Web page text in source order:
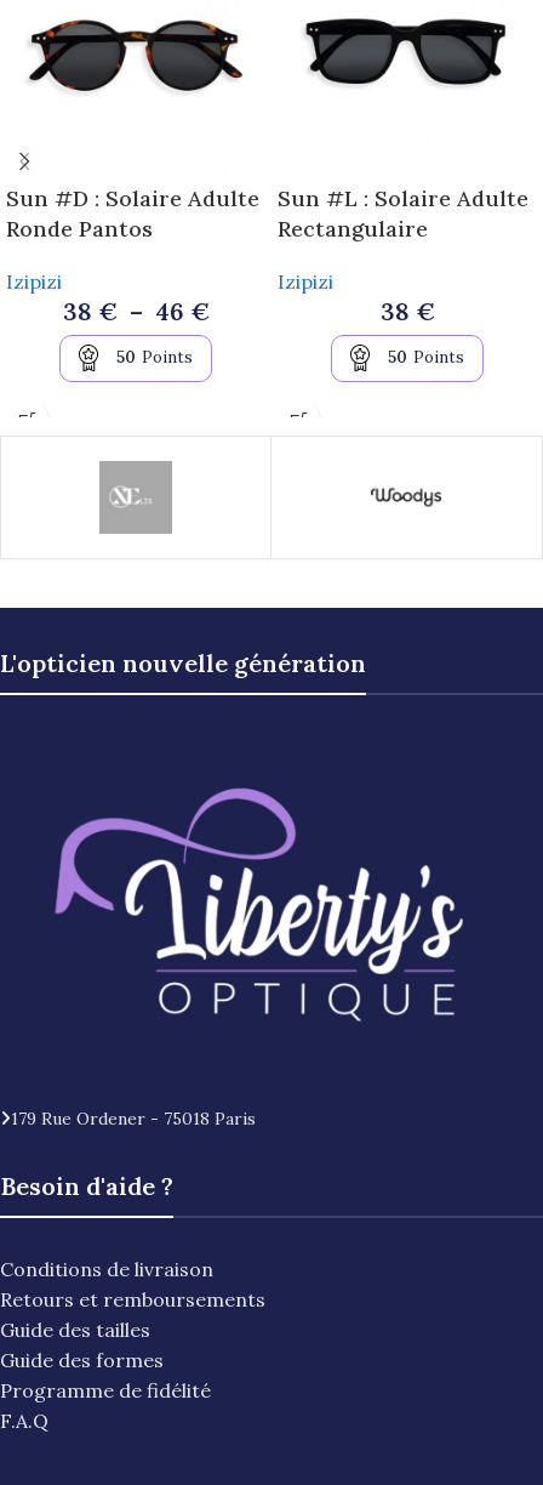
Sun #D : Solaire Adulte
Ronde Pantos
Izipizi
38 € – 46 €
50 Points
Sun #L : Solaire Adulte
Rectangulaire
Izipizi
38 €
50 Points
L'opticien nouvelle génération
179 Rue Ordener - 75018 Paris
Besoin d'aide ?
Conditions de livraison
Retours et remboursements
Guide des tailles
Guide des formes
Programme de fidélité
F.A.Q